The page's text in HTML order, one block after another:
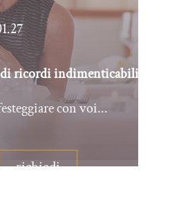
di ricordi indimenticabili
con voi...
richiedi